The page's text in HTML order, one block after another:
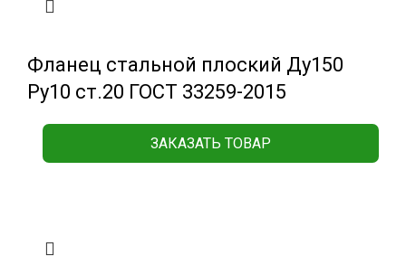
Фланец стальной плоский Ду150
Ру10 ст.20 ГОСТ 33259-2015
ЗАКАЗАТЬ ТОВАР